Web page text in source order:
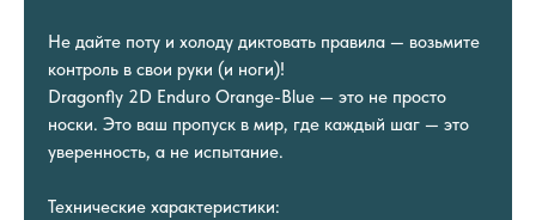
Не дайте поту и холоду диктовать правила — возьмите
контроль в свои руки (и ноги)!
Dragonfly 2D Enduro Orange-Blue — это не просто
носки. Это ваш пропуск в мир, где каждый шаг — это
уверенность, а не испытание.
Технические характеристики: